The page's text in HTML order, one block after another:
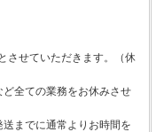
させていただきます。（休
ど全ての業務をお休みさせ
までに通常よりお時間を